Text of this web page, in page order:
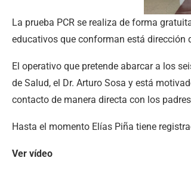
La prueba PCR se realiza de forma
educativos que conforman está dirección
El operativo que pretende abarcar a los
de Salud, el Dr. Arturo Sosa y está
contacto de manera directa con los
Hasta el momento Elías Piña tiene
Ver vídeo